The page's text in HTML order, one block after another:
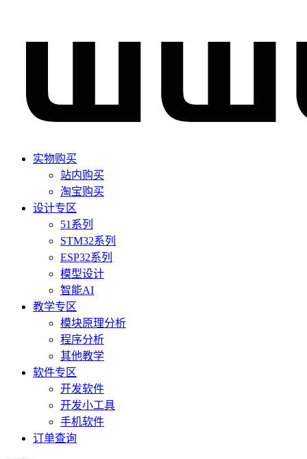
实物购买
站内购买
淘宝购买
设计专区
51系列
STM32系列
ESP32系列
模型设计
智能AI
教学专区
模块原理分析
程序分析
其他教学
软件专区
开发软件
开发小工具
手机软件
订单查询